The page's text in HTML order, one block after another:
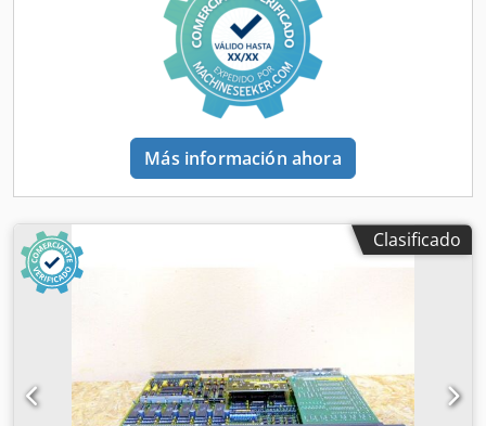
Más información ahora
Clasificado